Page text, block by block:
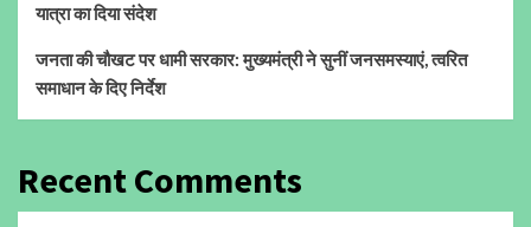
यात्रा का दिया संदेश
जनता की चौखट पर धामी सरकार: मुख्यमंत्री ने सुनीं जनसमस्याएं, त्वरित
समाधान के दिए निर्देश
Recent Comments